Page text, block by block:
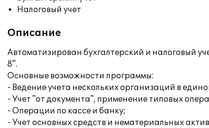
Налоговый учет
Описание
Автоматизирован бухгалтерский и налоговый
8".
Основные возможности программы:
- Ведение учета нескольких организаций в
- Учет "от документа", применение типовых
- Операции по кассе и банку;
- Учет основных средств и нематериальных